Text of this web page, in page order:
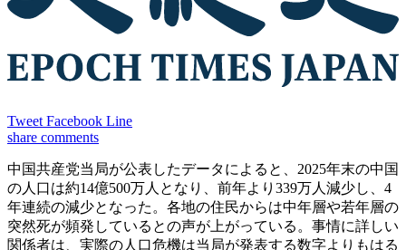
Tweet Facebook Line
share comments
中国共産党当局が公表したデータによると、2025年末の中国
の人口は約14億500万人となり、前年より339万人減少し、4
年連続の減少となった。各地の住民からは中年層や若年層の
突然死が頻発しているとの声が上がっている。事情に詳しい
関係者は、実際の人口危機は当局が発表する数字よりもはる